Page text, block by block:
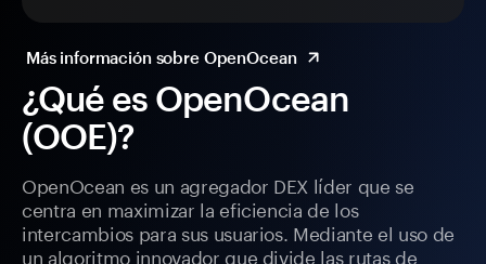
¿Qué es OpenOcean
(OOE)?
OpenOcean es un agregador DEX líder que se
centra en maximizar la eficiencia de los
intercambios para sus usuarios. Mediante el uso de
un algoritmo innovador que divide las rutas de
Más información sobre OpenOcean